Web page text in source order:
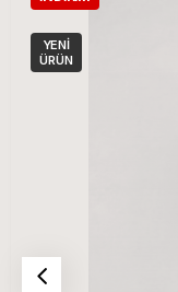
YENI
ÜRÜN